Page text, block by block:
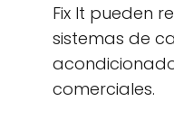
Fix It pueden
sistemas de
comerciales.